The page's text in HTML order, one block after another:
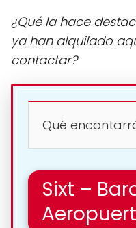
¿Qué la hace
ya han alquilado
contactar?
Qué
Sixt –